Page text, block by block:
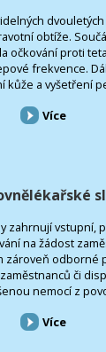
obtíže.
očkování proti
frekvence.
kůže a vyšetření
Více
zahrnují vstupní,
na žádost
zároveň odborné
či
nemocí z
Více